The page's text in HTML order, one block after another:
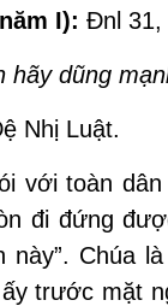
I): Ðnl 31,
hãy dũng
Nhị Luật.
với toàn
đi đứng
này”. Chúa
trước mặt